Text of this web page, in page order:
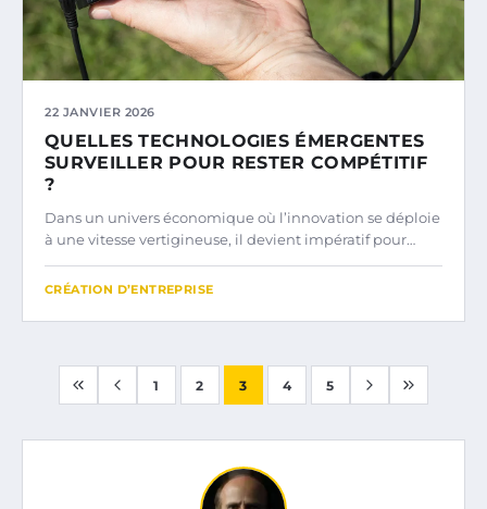
22 JANVIER 2026
QUELLES TECHNOLOGIES ÉMERGENTES
SURVEILLER POUR RESTER COMPÉTITIF
?
Dans un univers économique où l’innovation se déploie
à une vitesse vertigineuse, il devient impératif pour…
CRÉATION D’ENTREPRISE
1 2 3 4 5